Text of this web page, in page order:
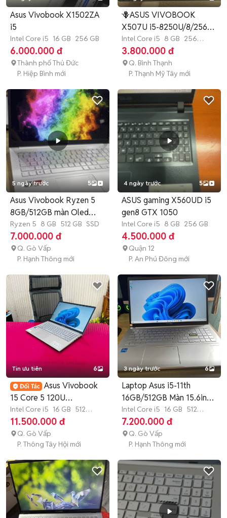
Asus Vivobook X1502ZA
i5
Intel Core i5 16 GB 256 GB
6.000.000 đ
Thành phố Thủ Đức
P. Hiệp Bình mới
🪻ASUS VIVOBOOK
X507U i5-8250U/8/256
15"6 FHD
Intel Core i5 8 GB 256
GB SSD
3.800.000 đ
Q. Bình Thạnh
P. Thạnh Mỹ Tây mới
5 ngày trước 5
Asus Vivobook Ryzen 5
8GB/512GB màn Oled
đẹp
Ryzen 5 8 GB 512 GB SSD
7.000.000 đ
Q. Gò Vấp
P. Hạnh Thông mới
4 ngày trước 5
ASUS gaming X560UD i5
gen8 GTX 1050
Intel Core i5 8 GB 256 GB
4.500.000 đ
Quận 12
P. An Phú Đông mới
Tin ưu tiên 6
Asus Vivobook
15 Core 5 120U
16GB/512GB BH 2/2028
Intel Core i5 16 GB 512
GB
SSD
11.500.000 đ
Q. Gò Vấp
P. Thông Tây Hội mới
3 ngày trước 6
Laptop Asus i5-11th
16GB/512GB Màn 15.6inch
FHD
Intel Core i5 16 GB 512
GB SSD
7.200.000 đ
Q. Gò Vấp
P. Hạnh Thông mới